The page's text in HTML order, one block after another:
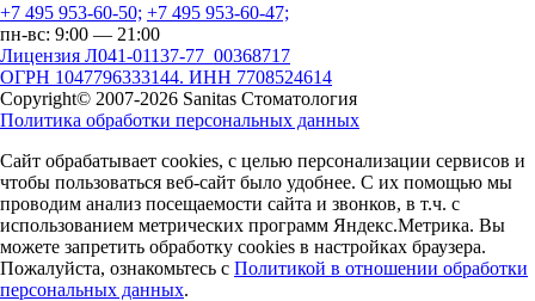
+7 495 953-60-50; +7 495 953-60-47;
пн-вс: 9:00 — 21:00
Лицензия Л041-01137-77_00368717
ОГРН 1047796333144. ИНН 7708524614
Copyright© 2007-2026 Sanitas Стоматология
Политика обработки персональных данных
Сайт обрабатывает cookies, с целью персонализации сервисов и
чтобы пользоваться веб-сайт было удобнее. С их помощью мы
проводим анализ посещаемости сайта и звонков, в т.ч. с
использованием метрических программ Яндекс.Метрика. Вы
можете запретить обработку cookies в настройках браузера.
Пожалуйста, ознакомьтесь с Политикой в отношении обработки
персональных данных.